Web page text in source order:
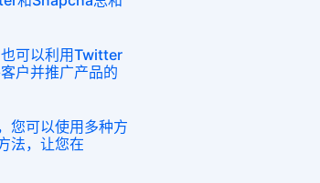
可以利用Twitter
户并推广产品的
您可以使用多种方
法，让您在